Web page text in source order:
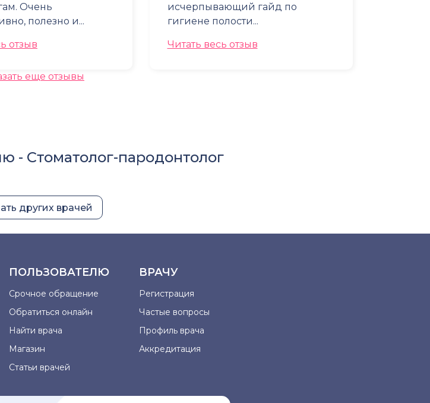
Очень
полезно и...
отзыв
исчерпывающий гайд по
гигиене полости...
Читать весь отзыв
еще отзывы
- Стоматолог-пародонтолог
других врачей
ПОЛЬЗОВАТЕЛЮ
Срочное обращение
Обратиться онлайн
Найти врача
Магазин
Статьи врачей
ВРАЧУ
Регистрация
Частые вопросы
Профиль врача
Аккредитация